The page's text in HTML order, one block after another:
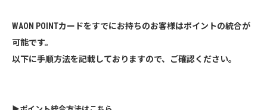
WAON POINTカードをすでにお持ちのお客様はポイントの統合が
可能です。
以下に手順方法を記載しておりますので、ご確認ください。